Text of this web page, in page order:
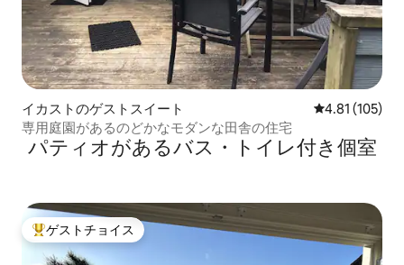
イカストのゲストスイート レビュー105
4.81 (105)
専用庭園があるのどかなモダンな田舎の住宅
パティオがあるバス・トイレ付き個室
大好評のゲストチョイスです。
ゲストチョイス